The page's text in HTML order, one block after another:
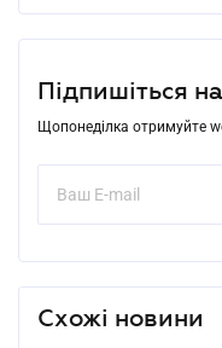
Підпишіться
Щопонеділка отримуйте
Схожі новини